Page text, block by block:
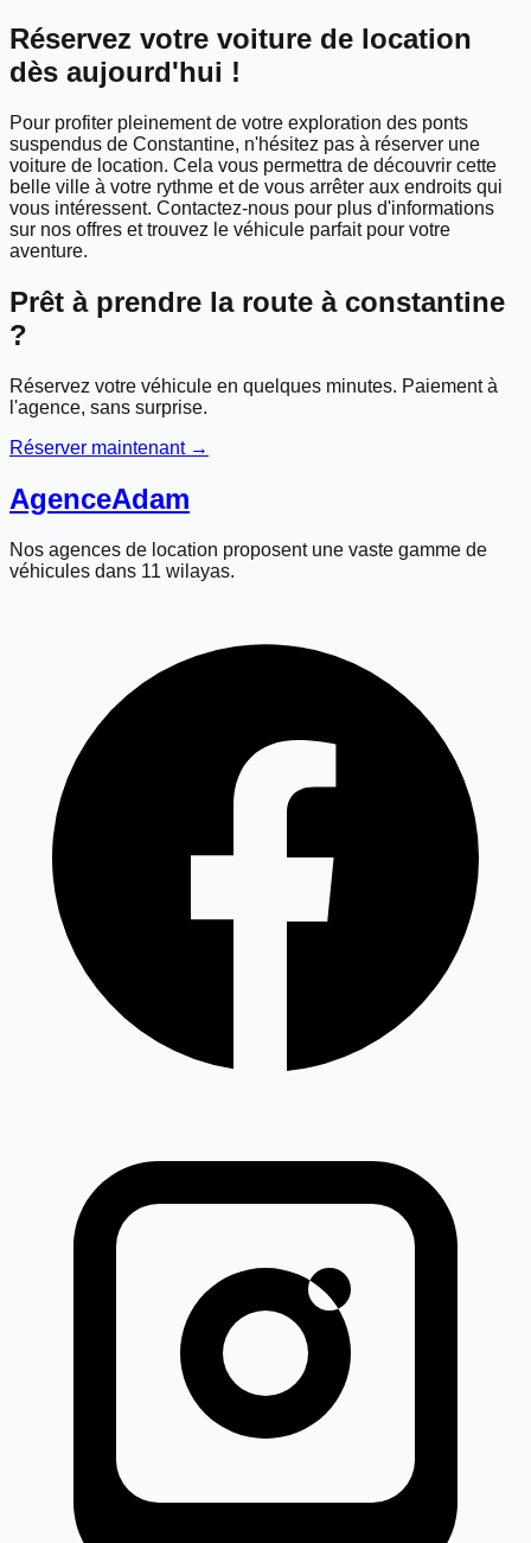
Réservez votre voiture de location
dès aujourd'hui !
Pour profiter pleinement de votre exploration des ponts
suspendus de Constantine, n'hésitez pas à réserver une
voiture de location. Cela vous permettra de découvrir cette
belle ville à votre rythme et de vous arrêter aux endroits qui
vous intéressent. Contactez-nous pour plus d'informations
sur nos offres et trouvez le véhicule parfait pour votre
aventure.
Prêt à prendre la route à constantine
?
Réservez votre véhicule en quelques minutes. Paiement à
l'agence, sans surprise.
Réserver maintenant →
AgenceAdam
Nos agences de location proposent une vaste gamme de
véhicules dans 11 wilayas.